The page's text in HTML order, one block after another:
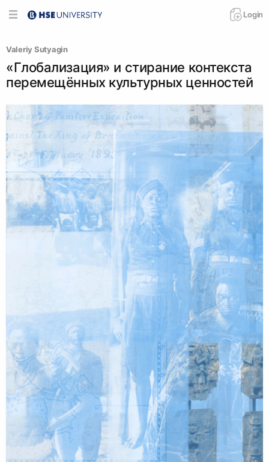
Login
Valeriy Sutyagin
«Глобализация» и стирание контекста
перемещённых культурных ценностей